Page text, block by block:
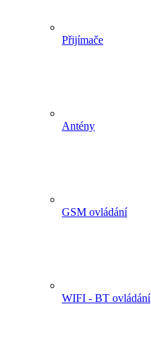
Přijímače
Antény
GSM ovládání
WIFI - BT ovládání